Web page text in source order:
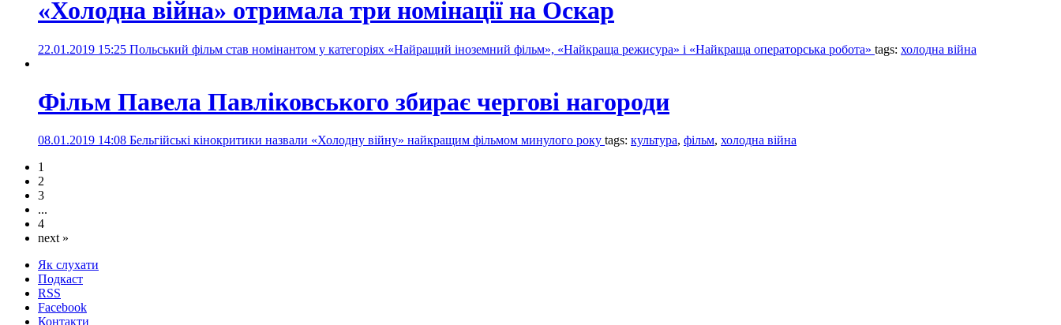
«Холодна війна» отримала три номінації на Оскар
22.01.2019 15:25 Польський фільм став номінантом у категоріях «Найращий іноземний фільм», «Найкраща режисура» і «Найкраща операторська робота» tags: холодна війна
Фільм Павела Павліковського збирає чергові нагороди
08.01.2019 14:08 Бельгійські кінокритики назвали «Холодну війну» найкращим фільмом минулого року tags: культура, фільм, холодна війна
1
2
3
...
4
next »
Як слухати
Подкаст
RSS
Facebook
Контакти